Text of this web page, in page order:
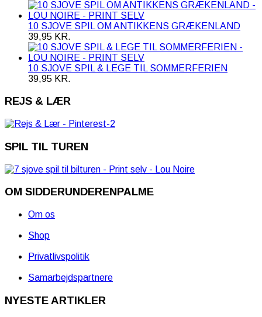
10 SJOVE SPIL OM ANTIKKENS GRÆKENLAND
39,95 KR.
10 SJOVE SPIL & LEGE TIL SOMMERFERIEN
39,95 KR.
REJS & LÆR
SPIL TIL TUREN
OM SIDDERUNDERENPALME
Om os
Shop
Privatlivspolitik
Samarbejdspartnere
NYESTE ARTIKLER